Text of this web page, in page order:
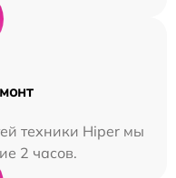
техники Hiper мы
2 часов.